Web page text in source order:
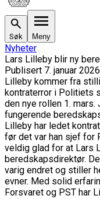
Søk Meny
Nyheter
Lars Lilleby blir ny
Publisert 7. januar
Lilleby kommer fra
kontraterror i Politiets
den nye rollen 1.
fungerende
Lilleby har ledet
før det var han sjef for
veldig glad for at Lars
beredskapsdirektør.
varig endret og stiller
evner. Med solid
Forsvaret og PST har